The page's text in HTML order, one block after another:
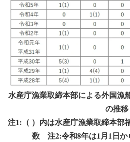
水産庁漁業取締本部による外国漁
の推移
注1:（ ）内は水産庁漁業取締本部
数 注2:令和8年は1月1日か